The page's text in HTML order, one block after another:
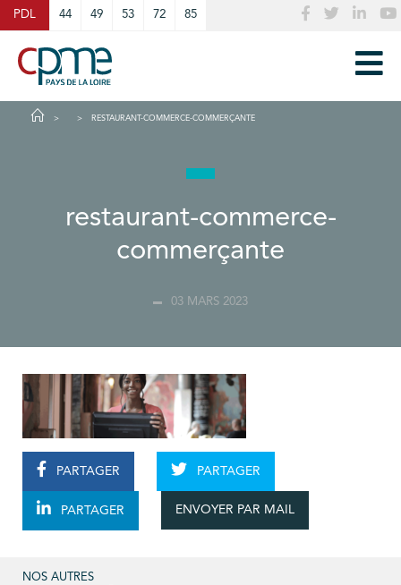
PDL 44 49 53 72 85
RESTAURANT-COMMERCE-COMMERÇANTE
restaurant-commerce-
commerçante
03 MARS 2023
PARTAGER PARTAGER
PARTAGER ENVOYER PAR MAIL
NOS AUTRES
Cookies management panel